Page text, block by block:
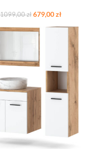
1099,00zł 679,00zł